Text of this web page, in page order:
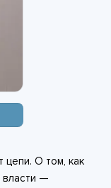
цепи. О том, как
власти —